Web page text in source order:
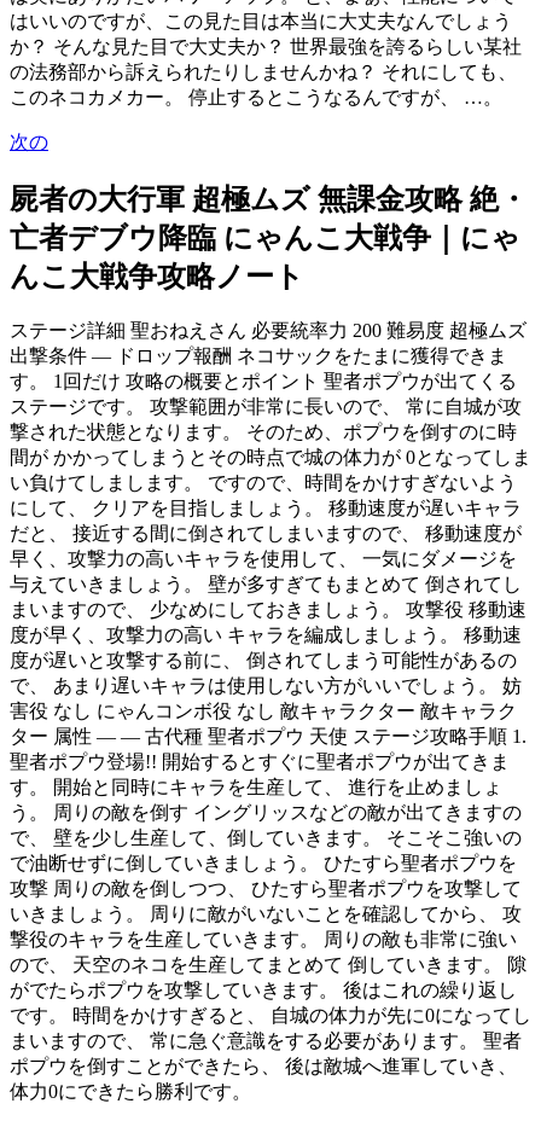
はいいのですが、この見た目は本当に大丈夫なんでしょう
か？ そんな見た目で大丈夫か？ 世界最強を誇るらしい某社
の法務部から訴えられたりしませんかね？ それにしても、
このネコカメカー。 停止するとこうなるんですが、 …。
次の
屍者の大行軍 超極ムズ 無課金攻略 絶・
亡者デブウ降臨 にゃんこ大戦争｜にゃ
んこ大戦争攻略ノート
ステージ詳細 聖おねえさん 必要統率力 200 難易度 超極ムズ
出撃条件 — ドロップ報酬 ネコサックをたまに獲得できま
す。 1回だけ 攻略の概要とポイント 聖者ポプウが出てくる
ステージです。 攻撃範囲が非常に長いので、 常に自城が攻
撃された状態となります。 そのため、ポプウを倒すのに時
間が かかってしまうとその時点で城の体力が 0となってしま
い負けてしまします。 ですので、時間をかけすぎないよう
にして、 クリアを目指しましょう。 移動速度が遅いキャラ
だと、 接近する間に倒されてしまいますので、 移動速度が
早く、攻撃力の高いキャラを使用して、 一気にダメージを
与えていきましょう。 壁が多すぎてもまとめて 倒されてし
まいますので、 少なめにしておきましょう。 攻撃役 移動速
度が早く、攻撃力の高い キャラを編成しましょう。 移動速
度が遅いと攻撃する前に、 倒されてしまう可能性があるの
で、 あまり遅いキャラは使用しない方がいいでしょう。 妨
害役 なし にゃんコンボ役 なし 敵キャラクター 敵キャラク
ター 属性 — — 古代種 聖者ポプウ 天使 ステージ攻略手順 1.
聖者ポプウ登場!! 開始するとすぐに聖者ポプウが出てきま
す。 開始と同時にキャラを生産して、 進行を止めましょ
う。 周りの敵を倒す イングリッスなどの敵が出てきますの
で、 壁を少し生産して、倒していきます。 そこそこ強いの
で油断せずに倒していきましょう。 ひたすら聖者ポプウを
攻撃 周りの敵を倒しつつ、 ひたすら聖者ポプウを攻撃して
いきましょう。 周りに敵がいないことを確認してから、 攻
撃役のキャラを生産していきます。 周りの敵も非常に強い
ので、 天空のネコを生産してまとめて 倒していきます。 隙
がでたらポプウを攻撃していきます。 後はこれの繰り返し
です。 時間をかけすぎると、 自城の体力が先に0になってし
まいますので、 常に急ぐ意識をする必要があります。 聖者
ポプウを倒すことができたら、 後は敵城へ進軍していき、
体力0にできたら勝利です。